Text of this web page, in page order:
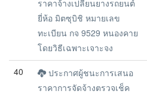
ราคาจ้างเปลี่ยนยางรถยนต์
ยี่ห้อ มิตซุบิชิ หมายเลข
ทะเบียน กจ 9529 หนองคาย
โดยวิธีเฉพาะเจาะจง
40
ประกาศผู้ชนะการเสนอ
ราคาการจัดจ้างตรวจเช็ค